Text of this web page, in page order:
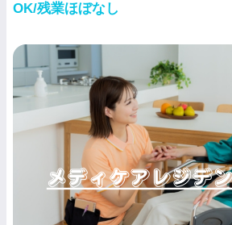
OK/残業ほぼなし